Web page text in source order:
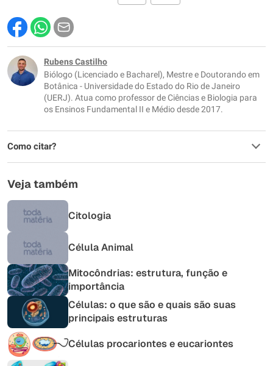
Este conteúdo contém informação incorreta
Este conteúdo não tem a informação que procuro
Outro
Rubens Castilho
Biólogo (Licenciado e Bacharel), Mestre e Doutorando em
Botânica - Universidade do Estado do Rio de Janeiro
(UERJ). Atua como professor de Ciências e Biologia para
os Ensinos Fundamental II e Médio desde 2017.
Como citar?
Veja também
Citologia
Célula Animal
Mitocôndrias: estrutura, função e
importância
Células: o que são e quais são suas
principais estruturas
Células procariontes e eucariontes